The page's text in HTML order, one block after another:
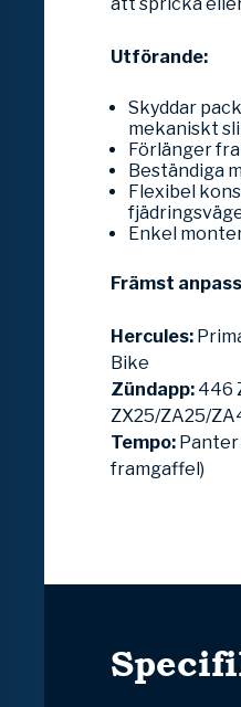
Utförande:
Skyddar
mekaniskt
Förlänger
Beständiga
Flexibel
Enkel
Främst
Hercules:
Bike
Zündapp: 446
ZX25/ZA25/
Tempo:
framgaffel)